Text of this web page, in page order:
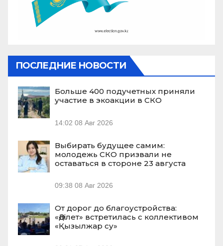
ПОСЛЕДНИЕ НОВОСТИ
Больше 400 подучетных приняли
участие в экоакции в СКО
14:02 08 Авг 2026
Выбирать будущее самим:
молодежь СКО призвали не
оставаться в стороне 23 августа
09:38 08 Авг 2026
От дорог до благоустройства:
«Әділет» встретилась с коллективом
«Қызылжар су»